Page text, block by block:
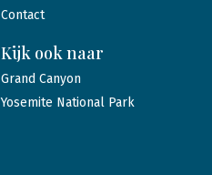
Contact
Kijk ook naar
Grand Canyon
Yosemite National Park